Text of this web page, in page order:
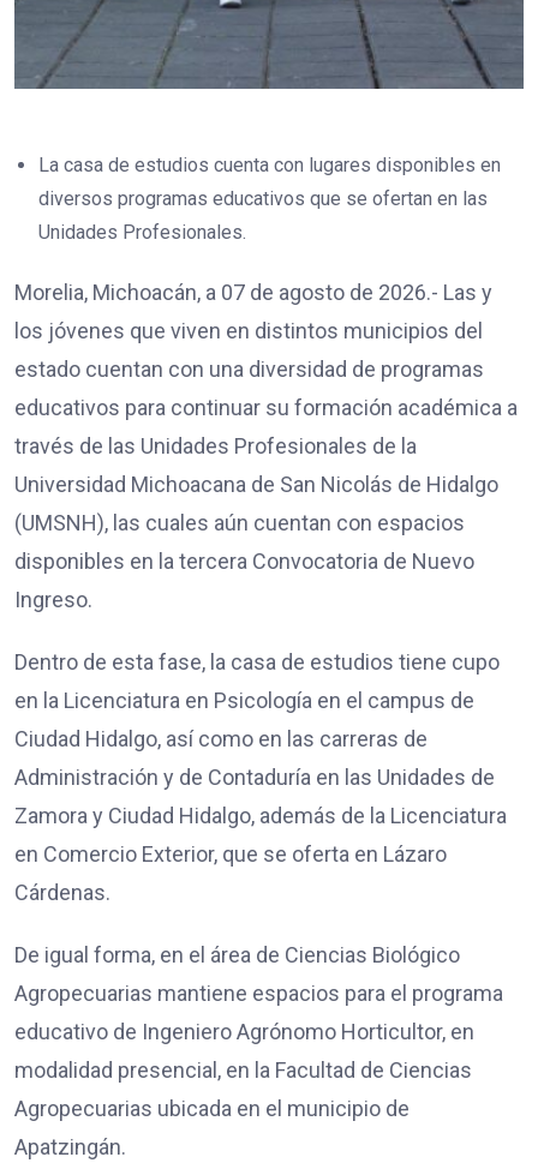
La casa de estudios cuenta con lugares disponibles en
diversos programas educativos que se ofertan en las
Unidades Profesionales.
Morelia, Michoacán, a 07 de agosto de 2026.- Las y
los jóvenes que viven en distintos municipios del
estado cuentan con una diversidad de programas
educativos para continuar su formación académica a
través de las Unidades Profesionales de la
Universidad Michoacana de San Nicolás de Hidalgo
(UMSNH), las cuales aún cuentan con espacios
disponibles en la tercera Convocatoria de Nuevo
Ingreso.
Dentro de esta fase, la casa de estudios tiene cupo
en la Licenciatura en Psicología en el campus de
Ciudad Hidalgo, así como en las carreras de
Administración y de Contaduría en las Unidades de
Zamora y Ciudad Hidalgo, además de la Licenciatura
en Comercio Exterior, que se oferta en Lázaro
Cárdenas.
De igual forma, en el área de Ciencias Biológico
Agropecuarias mantiene espacios para el programa
educativo de Ingeniero Agrónomo Horticultor, en
modalidad presencial, en la Facultad de Ciencias
Agropecuarias ubicada en el municipio de
Apatzingán.